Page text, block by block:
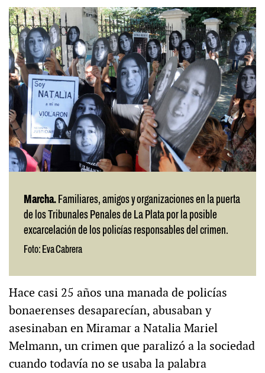
Marcha. Familiares, amigos y organizaciones en la puerta
de los Tribunales Penales de La Plata por la posible
excarcelación de los policías responsables del crimen.
Foto: Eva Cabrera
Hace casi 25 años una manada de policías
bonaerenses desaparecían, abusaban y
asesinaban en Miramar a Natalia Mariel
Melmann, un crimen que paralizó a la sociedad
cuando todavía no se usaba la palabra